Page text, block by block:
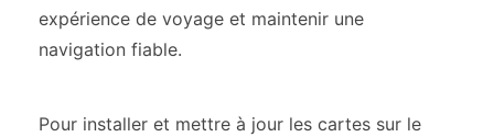
expérience de voyage et maintenir une
navigation fiable.
Pour installer et mettre à jour les cartes sur le